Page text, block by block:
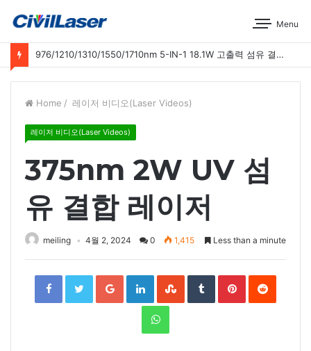
Menu
976/1210/1310/1550/1710nm 5-IN-1 18.1W 고출력 섬유 결합 레이저 운영 시연
Home / 레이저 비디오(Laser Videos)
레이저 비디오(Laser Videos)
375nm 2W UV 섬
유 결합 레이저
meiling 4월 2, 2024 0 1,415 Less than a minute
FacebookTwitterGoogle+LinkedInStumbleUpon
TumblrPinterestReddit
WhatsApp